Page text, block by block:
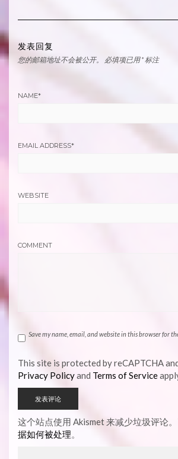
发表回复
您的邮箱地址不会被公开。 必填项已用*标注
NAME*
EMAIL ADDRESS*
WEBSITE
COMMENT
Save my name, email, and website in this browser for
This site is protected by reCAPTCHA
Privacy Policyand Terms of Service
这个站点使用 Akismet 来减少垃圾评论。
据如何被处理。